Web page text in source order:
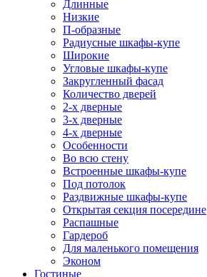
Длинные
Низкие
П-образные
Радиусные шкафы-купе
Широкие
Угловые шкафы-купе
Закругленный фасад
Количество дверей
2-х дверные
3-х дверные
4-х дверные
Особенности
Во всю стену
Встроенные шкафы-купе
Под потолок
Раздвижные шкафы-купе
Открытая секция посередине
Распашные
Гардероб
Для маленького помещения
Эконом
Гостиные